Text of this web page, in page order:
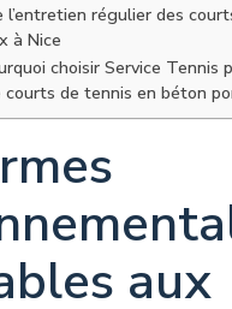
l’entretien régulier des
à Nice
choisir Service Tennis
de tennis en béton
aux